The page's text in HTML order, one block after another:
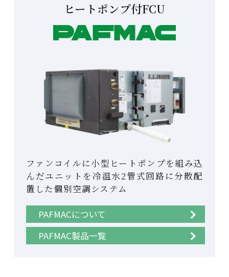
ヒートポンプ付FCU
ファンコイルに小型ヒートポンプを組み込
んだユニットを冷温水2管式回路に分散配
置した個別空調システム
PAFMACについて
PAFMAC製品一覧